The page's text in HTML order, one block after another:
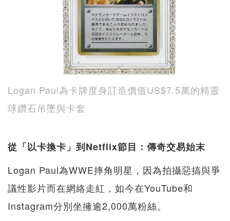
Logan Paul為卡牌度身訂造價值US$7.5萬的精靈
球鑽石吊墜與卡套
從「以卡換卡」到Netflix節目：傳奇交易始末
Logan Paul為WWE摔角明星，因為拍攝惡搞與爭
議性影片而在網絡走紅，如今在YouTube和
Instagram分別坐擁逾2,000萬粉絲。